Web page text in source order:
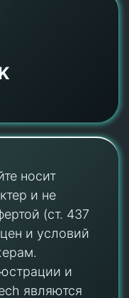
носит
и не
(ст. 437
и условий
и
являются